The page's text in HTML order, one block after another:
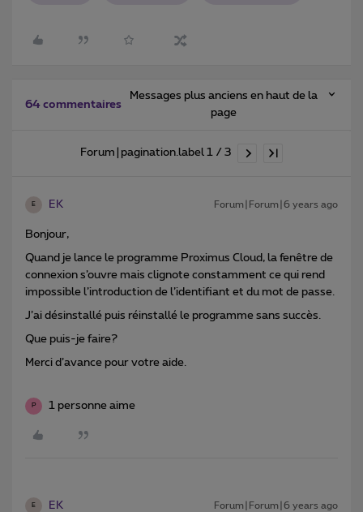
64 commentaires
Messages plus anciens en haut de la
page
Forum|pagination.label 1 / 3
E EK Forum|Forum|6 years ago
Bonjour,
Quand je lance le programme Proximus Cloud, la fenêtre de
connexion s’ouvre mais clignote constamment ce qui rend
impossible l’introduction de l’identifiant et du mot de passe.
J’ai désinstallé puis réinstallé le programme sans succès.
Que puis-je faire?
Merci d’avance pour votre aide.
P 1 personne aime
E EK Forum|Forum|6 years ago